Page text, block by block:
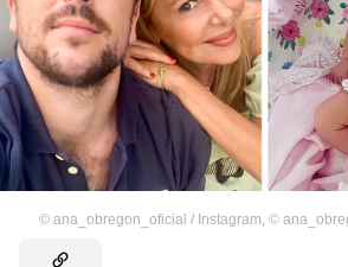
© ana_obregon_oficial / Instagram, ©